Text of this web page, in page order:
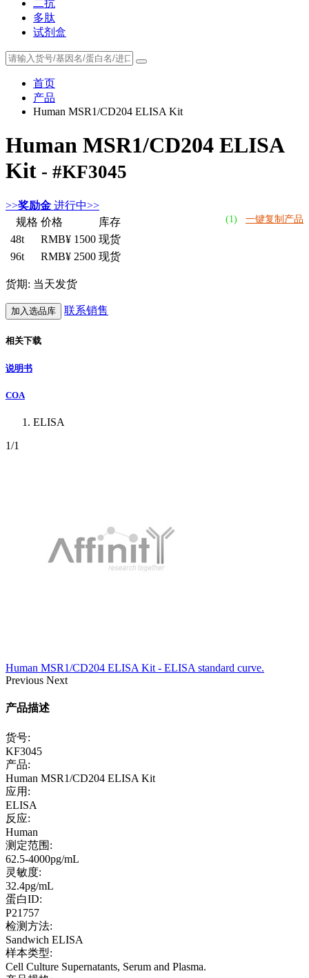
二抗
多肽
试剂盒
首页
产品
Human MSR1/CD204 ELISA Kit
Human MSR1/CD204 ELISA
Kit - #KF3045
>>奖励金 进行中>>
(1) 一键复制产品
规格 价格
库存
48t
RMB¥ 1500 现货
96t
RMB¥ 2500 现货
货期: 当天发货
加入选品库 联系销售
相关下载
说明书
COA
ELISA
1/1
Human MSR1/CD204 ELISA Kit - ELISA standard curve.
Previous Next
产品描述
货号:
KF3045
产品:
Human MSR1/CD204 ELISA Kit
应用:
ELISA
反应:
Human
测定范围:
62.5-4000pg/mL
灵敏度:
32.4pg/mL
蛋白ID:
P21757
检测方法:
Sandwich ELISA
样本类型:
Cell Culture Supernatants, Serum and Plasma.